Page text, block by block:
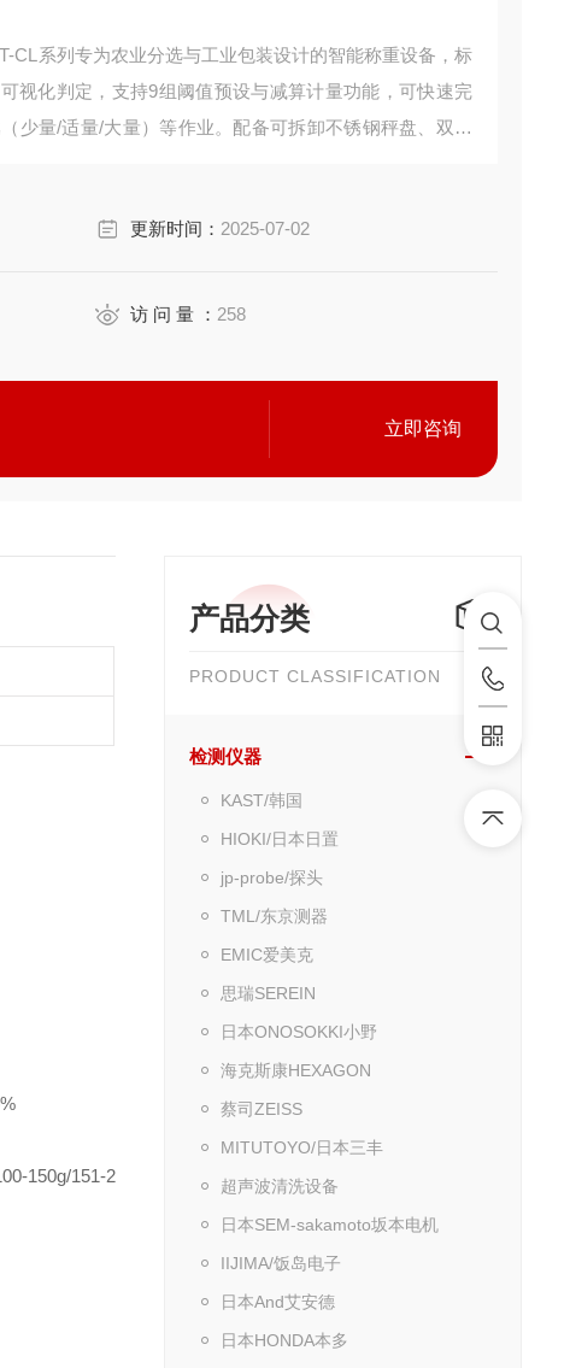
CL系列专为农业分选与工业包装设计的智能称重设备，标
视化判定，支持9组阈值预设与减算计量功能，可快速完
少量/适量/大量）等作业。配备可拆卸不锈钢秤盘、双电
更新时间： 2025-07-02
访 问 量 ： 258
立即咨询
产品分类
PRODUCT CLASSIFICATION
检测仪器
KAST/韩国
HIOKI/日本日置
jp-probe/探头
TML/东京测器
EMIC爱美克
思瑞SEREIN
日本ONOSOKKI小野
海克斯康HEXAGON
蔡司ZEISS
MITUTOYO/日本三丰
超声波清洗设备
日本SEM-sakamoto坂本电机
IIJIMA/饭岛电子
日本And艾安德
日本HONDA本多
150g/151-2